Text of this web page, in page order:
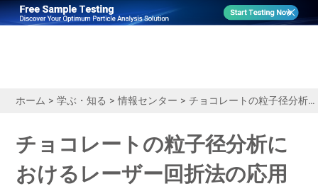
ホーム > 学ぶ・知る >情報センター > チョコレートの粒子径分析におけるレーザー回折法の応用
チョコレートの粒子径分析に
おけるレーザー回折法の応用